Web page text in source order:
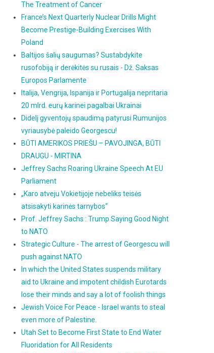
The Treatment of Cancer
France’s Next Quarterly Nuclear Drills Might
Become Prestige-Building Exercises With
Poland
Baltijos šalių saugumas? Sustabdykite
rusofobiją ir derėkitės su rusais - Dž. Saksas
Europos Parlamente
Italija, Vengrija, Ispanija ir Portugalija nepritaria
20 mlrd. eurų karinei pagalbai Ukrainai
Didelį gyventojų spaudimą patyrusi Rumunijos
vyriausybė paleido Georgescu!
BŪTI AMERIKOS PRIEŠU – PAVOJINGA, BŪTI
DRAUGU - MIRTINA
Jeffrey Sachs Roaring Ukraine Speech At EU
Parliament
„Karo atveju Vokietijoje nebeliks teisės
atsisakyti karinės tarnybos“
Prof. Jeffrey Sachs : Trump Saying Good Night
to NATO
Strategic Culture - The arrest of Georgescu will
push against NATO
In which the United States suspends military
aid to Ukraine and impotent childish Eurotards
lose their minds and say a lot of foolish things
Jewish Voice For Peace - Israel wants to steal
even more of Palestine.
Utah Set to Become First State to End Water
Fluoridation for All Residents